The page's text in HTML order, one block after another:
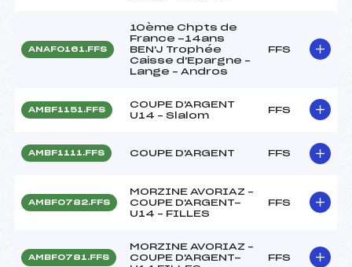
ANAF0161.FFS
10ème Chpts de
France -14ans
BEN'J Trophée
Caisse d'Epargne –
Lange – Andros
FFS
AMBF1151.FFS
COUPE D'ARGENT
U14 – Slalom
FFS
AMBF1111.FFS COUPE D'ARGENT FFS
AMBF0782.FFS
MORZINE AVORIAZ –
COUPE D'ARGENT-
U14 – FILLES
FFS
AMBF0781.FFS
MORZINE AVORIAZ –
COUPE D'ARGENT-
FFS